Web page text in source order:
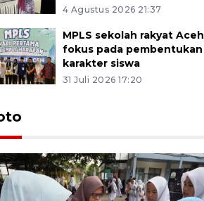
4 Agustus 2026 21:37
MPLS sekolah rakyat Aceh
fokus pada pembentukan
karakter siswa
31 Juli 2026 17:20